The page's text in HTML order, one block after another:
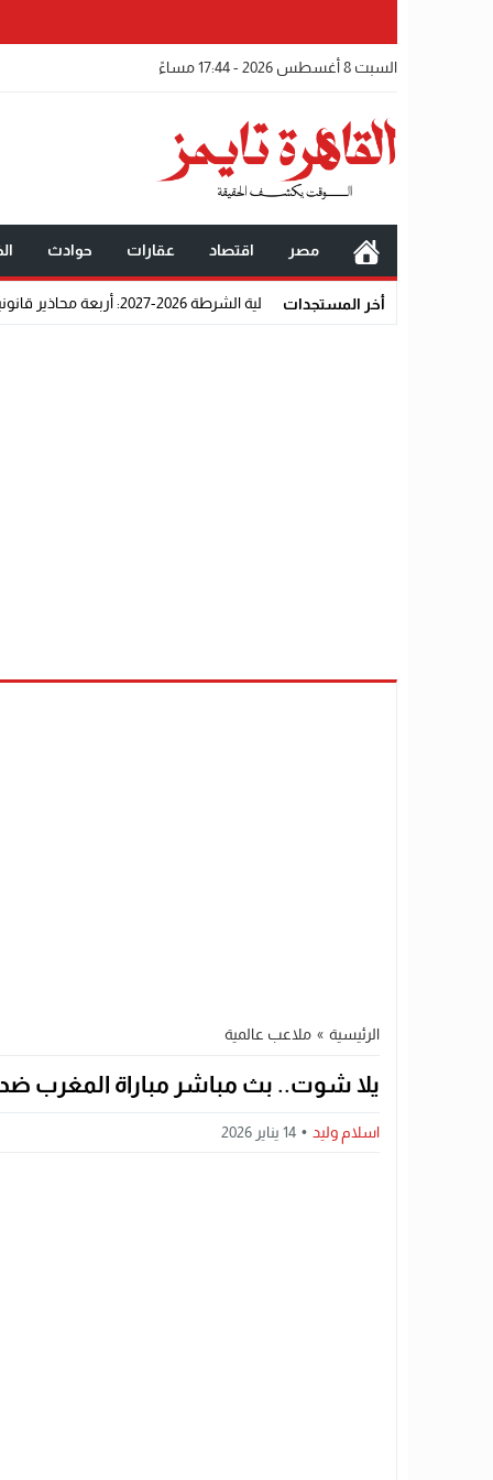
السبت 8 أغسطس 2026 - 17:44 مساءً
مصر اقتصاد عقارات حوادث
أخر المستجدات
شروط الالتحاق بكلية الشرطة 2026-2027: أربعة محاذير قانونية واجتماعية تحرم المتقدمين من القبول رسميًا
الرئيسية » ملاعب عالمية
يلا شوت.. بث مباشر مباراة المغرب ضد
اسلام وليد 14 يناير 2026